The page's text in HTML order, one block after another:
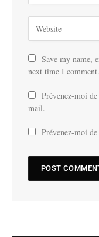
Save my name,
next time I comment.
Prévenez-moi
mail.
Prévenez-moi